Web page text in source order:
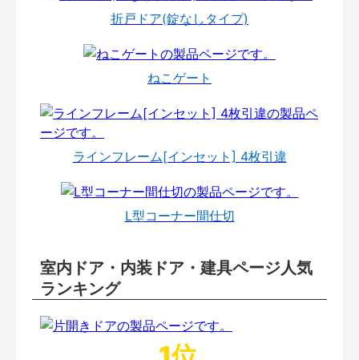
折戸ドア(錠なしタイプ)
ねこゲート
ラインフレーム[インセット] 4枚引違
L型コーナー間仕切
室内ドア・内装ドア・建具ページ人気
ランキング